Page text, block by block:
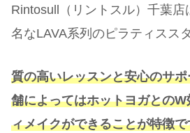
Rintosull（リントスル）千葉
名なLAVA系列のピラティスス
質の高いレッスンと安心のサ
舗によってはホットヨガとの
ィメイクができることが特徴で